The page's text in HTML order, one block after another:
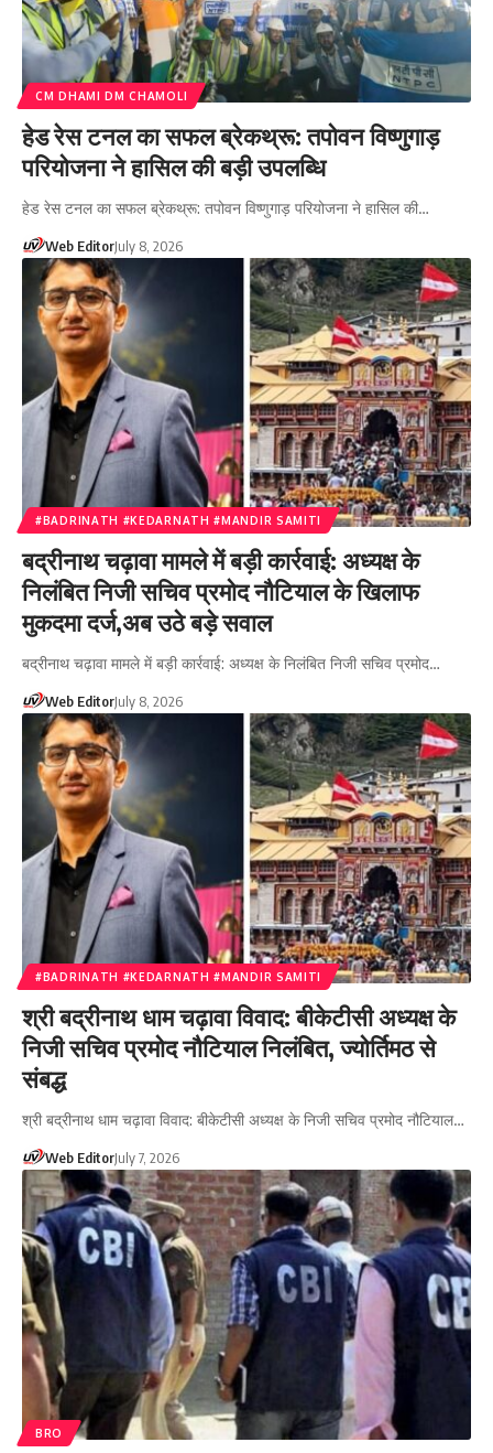
CM DHAMI DM CHAMOLI
हेड रेस टनल का सफल ब्रेकथ्रू: तपोवन विष्णुगाड़
परियोजना ने हासिल की बड़ी उपलब्धि
हेड रेस टनल का सफल ब्रेकथ्रू: तपोवन विष्णुगाड़ परियोजना ने हासिल की…
Web EditorJuly 8, 2026
#BADRINATH #KEDARNATH #MANDIR SAMITI
बद्रीनाथ चढ़ावा मामले में बड़ी कार्रवाई: अध्यक्ष के
निलंबित निजी सचिव प्रमोद नौटियाल के खिलाफ
मुकदमा दर्ज,अब उठे बड़े सवाल
बद्रीनाथ चढ़ावा मामले में बड़ी कार्रवाई: अध्यक्ष के निलंबित निजी सचिव प्रमोद…
Web EditorJuly 8, 2026
#BADRINATH #KEDARNATH #MANDIR SAMITI
श्री बद्रीनाथ धाम चढ़ावा विवाद: बीकेटीसी अध्यक्ष के
निजी सचिव प्रमोद नौटियाल निलंबित, ज्योर्तिमठ से
संबद्ध
श्री बद्रीनाथ धाम चढ़ावा विवाद: बीकेटीसी अध्यक्ष के निजी सचिव प्रमोद नौटियाल…
Web EditorJuly 7, 2026
BRO